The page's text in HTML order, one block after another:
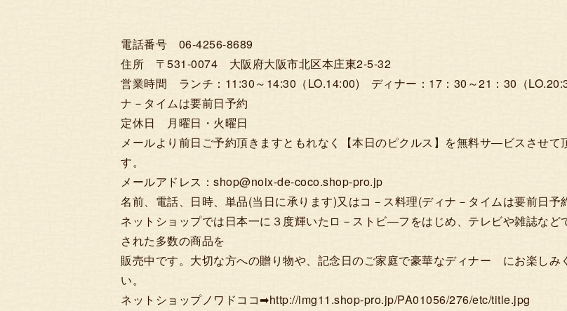
電話番号 06-4256-8689
住所 〒531-0074 大阪府大阪市北区本庄東2-5-32
営業時間 ランチ：11:30～14:30（LO.14:00) ディナー：17：30～21：30（
ナ－タイムは要前日予約
定休日 月曜日・火曜日
メールより前日ご予約頂きますともれなく【本日のピクルス】を無料サ―ビスさせて
す。
メールアドレス：shop@noix-de-coco.shop-pro.jp
名前、電話、日時、単品(当日に承ります)又はコ－ス料理(ディナ－タイムは要前日予
ネットショップでは日本一に３度輝いたロ－ストビ―フをはじめ、テレビや雑誌など
された多数の商品を
販売中です。大切な方への贈り物や、記念日のご家庭で豪華なディナー にお楽しみ
い。
ネットショップノワドココ➡http://img11.shop-pro.jp/PA01056/276/etc/title.jpg